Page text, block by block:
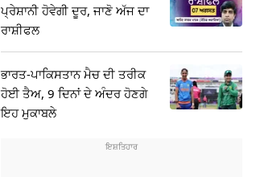
ਪ੍ਰੇਸ਼ਾਨੀ ਹੋਵੇਗੀ ਦੂਰ, ਜਾਣੋ ਅੱਜ ਦਾ
ਰਾਸ਼ੀਫਲ
ਭਾਰਤ-ਪਾਕਿਸਤਾਨ ਮੈਚ ਦੀ ਤਰੀਕ
ਹੋਈ ਤੈਅ, 9 ਦਿਨਾਂ ਦੇ ਅੰਦਰ ਹੋਣਗੇ
ਇਹ ਮੁਕਾਬਲੇ